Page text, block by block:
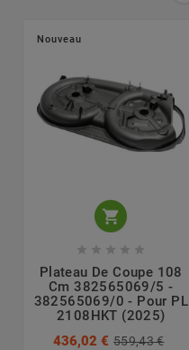
Nouveau

    
Plateau De Coupe 108
Cm 382565069/5 -
382565069/0 - Pour PL
2108HKT (2025)
436,02 € 559,43 €